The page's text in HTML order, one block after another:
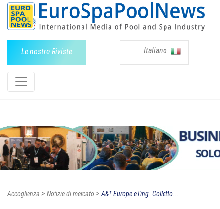
Le nostre Riviste Italiano
Accoglienza > Notizie di mercato >A&T Europe e l'ing. Colletto...